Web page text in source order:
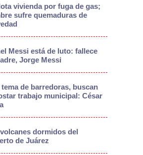
vivienda por fuga de gas;
sufre quemaduras de
Messi está de luto: fallece
Jorge Messi
de barredoras, buscan
trabajo municipal: César
dormidos del
de Juárez